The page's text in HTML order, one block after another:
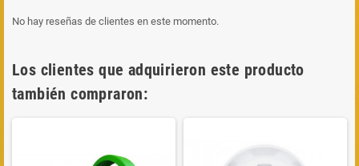
No hay reseñas de clientes en este momento.
Los clientes que adquirieron este producto
también compraron: